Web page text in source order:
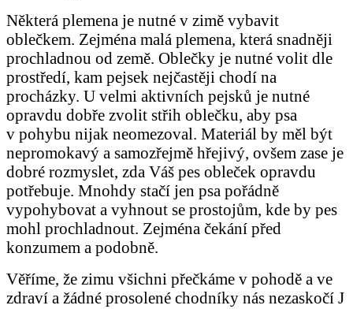
Některá plemena je nutné v zimě vybavit
oblečkem. Zejména malá plemena, která snadněji
prochladnou od země. Oblečky je nutné volit dle
prostředí, kam pejsek nejčastěji chodí na
procházky. U velmi aktivních pejsků je nutné
opravdu dobře zvolit střih oblečku, aby psa
v pohybu nijak neomezoval. Materiál by měl být
nepromokavý a samozřejmě hřejivý, ovšem zase je
dobré rozmyslet, zda Váš pes obleček opravdu
potřebuje. Mnohdy stačí jen psa pořádně
vypohybovat a vyhnout se prostojům, kde by pes
mohl prochladnout. Zejména čekání před
konzumem a podobně.
Věříme, že zimu všichni přečkáme v pohodě a ve
zdraví a žádné prosolené chodníky nás nezaskočí J